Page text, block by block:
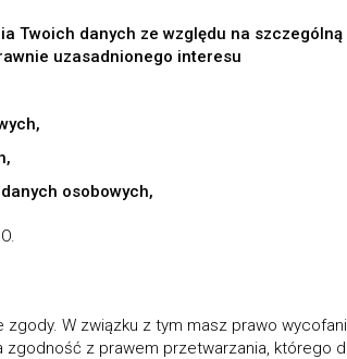
Twoich danych ze względu na
uzasadnionego interesu
osobowych,
W związku z tym masz prawo
z prawem przetwarzania, którego